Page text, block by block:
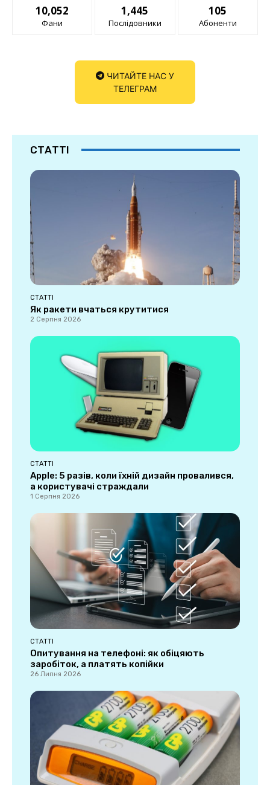
10,052
Фани
1,445
Послідовники
105
Абоненти
ЧИТАЙТЕ НАС У
ТЕЛЕГРАМ
СТАТТІ
СТАТТІ
Як ракети вчаться крутитися
2 Серпня 2026
СТАТТІ
Apple: 5 разів, коли їхній дизайн провалився,
а користувачі страждали
1 Серпня 2026
СТАТТІ
Опитування на телефоні: як обіцяють
заробіток, а платять копійки
26 Липня 2026